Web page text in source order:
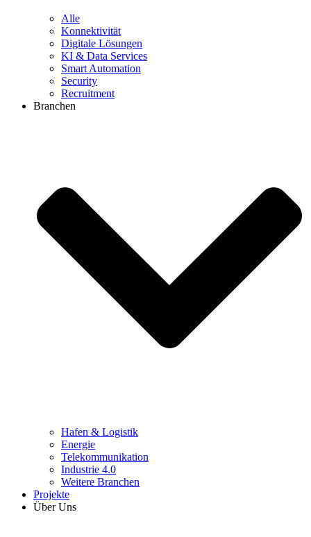
Alle
Konnektivität
Digitale Lösungen
KI & Data Services
Smart Automation
Security
Recruitment
Branchen
Hafen & Logistik
Energie
Telekommunikation
Industrie 4.0
Weitere Branchen
Projekte
Über Uns